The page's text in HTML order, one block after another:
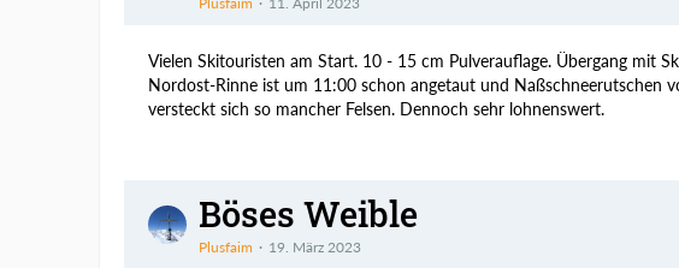
Vielen Skitouristen am Start. 10 - 15 cm Pulverauflage. Übergang mit
Nordost-Rinne ist um 11:00 schon angetaut und Naßschneerutschen
versteckt sich so mancher Felsen. Dennoch sehr lohnenswert.
Böses Weible
Plusfaim 19. März 2023